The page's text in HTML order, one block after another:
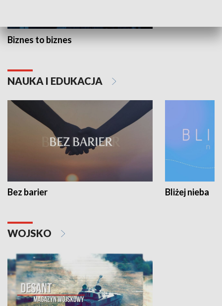
Biznes to biznes
NAUKA I EDUKACJA
Bez barier Bliżej nieba
WOJSKO